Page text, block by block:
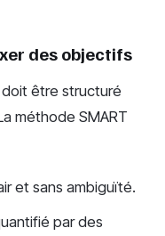
des objectifs
doit être structuré
méthode SMART
et sans ambiguïté.
par des